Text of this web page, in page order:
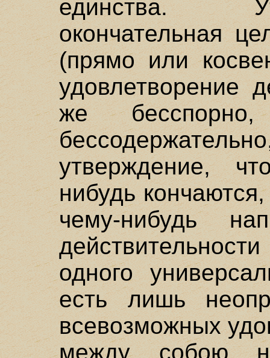
единства.
окончательная
(прямо или
удовлетворение
же
утверждение,
нибудь
чему-нибудь
одного
есть лишь
всевозможных
между собою